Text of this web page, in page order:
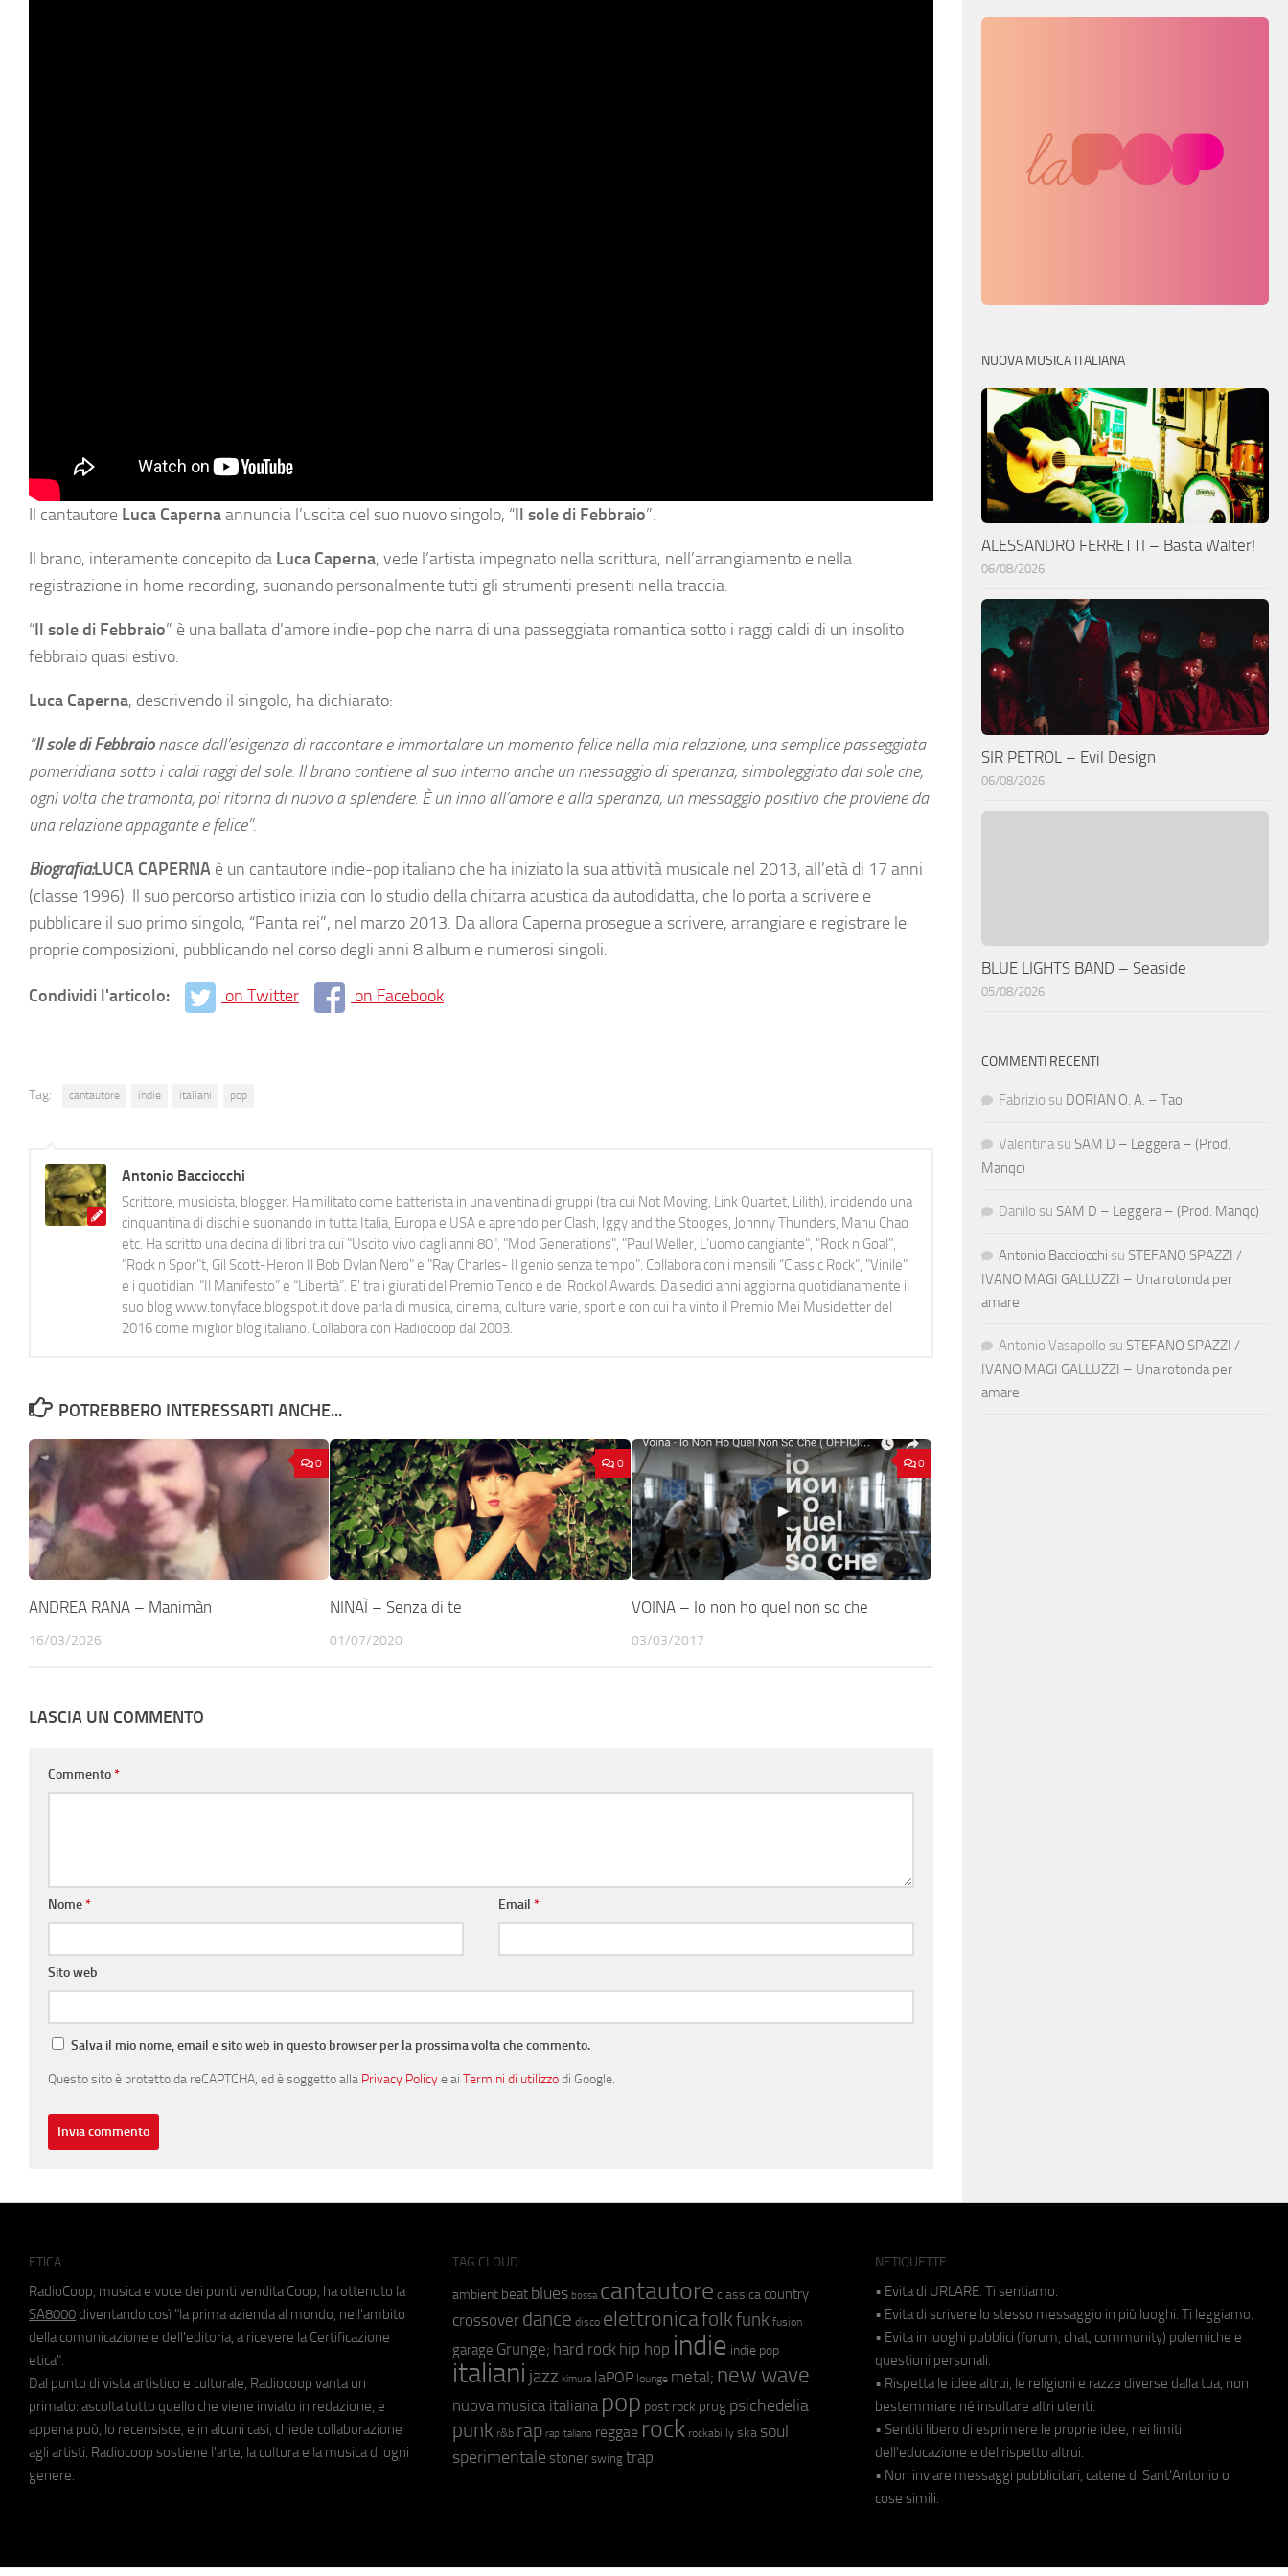
Il cantautore Luca Capernaannuncia l’uscita del suo nuovo singolo, “Il sole di Febbraio”.
Il brano, interamente concepito da Luca Caperna, vede l’artista impegnato nella scrittura, nell’arrangiamento e nella
registrazione in home recording, suonando personalmente tutti gli strumenti presenti nella traccia.
“Il sole di Febbraio” è una ballata d’amore indie-pop che narra di una passeggiata romantica sotto i raggi caldi di un insolito
febbraio quasi estivo.
Luca Caperna, descrivendo il singolo, ha dichiarato:
“Il sole di Febbraionasce dall’esigenza di raccontare e immortalare un momento felice nella mia relazione, una semplice passeggiata
pomeridiana sotto i caldi raggi del sole. Il brano contiene al suo interno anche un messaggio di speranza, simboleggiato dal sole che,
ogni volta che tramonta, poi ritorna di nuovo a splendere. È un inno all’amore e alla speranza, un messaggio positivo che proviene da
una relazione appagante e felice”.
Biografia:LUCA CAPERNA è un cantautore indie-pop italiano che ha iniziato la sua attività musicale nel 2013, all’età di 17 anni
(classe 1996). Il suo percorso artistico inizia con lo studio della chitarra acustica da autodidatta, che lo porta a scrivere e
pubblicare il suo primo singolo, “Panta rei”, nel marzo 2013. Da allora Caperna prosegue a scrivere, arrangiare e registrare le
proprie composizioni, pubblicando nel corso degli anni 8 album e numerosi singoli.
Condividi l'articolo: on Twitter on Facebook
Tag: cantautore indie italiani pop
Antonio Bacciocchi
Scrittore, musicista, blogger. Ha militato come batterista in una ventina di gruppi (tra cui Not Moving, Link Quartet, Lilith), incidendo una
cinquantina di dischi e suonando in tutta Italia, Europa e USA e aprendo per Clash, Iggy and the Stooges, Johnny Thunders, Manu Chao
etc. Ha scritto una decina di libri tra cui "Uscito vivo dagli anni 80", "Mod Generations", "Paul Weller, L’uomo cangiante", "Rock n Goal",
"Rock n Spor"t, Gil Scott-Heron Il Bob Dylan Nero" e "Ray Charles- Il genio senza tempo". Collabora con i mensili “Classic Rock”, "Vinile"
e i quotidiani “Il Manifesto” e “Libertà”. E' tra i giurati del Premio Tenco e del Rockol Awards. Da sedici anni aggiorna quotidianamente il
suo blog www.tonyface.blogspot.it dove parla di musica, cinema, culture varie, sport e con cui ha vinto il Premio Mei Musicletter del
2016 come miglior blog italiano. Collabora con Radiocoop dal 2003.
POTREBBERO INTERESSARTI ANCHE...
0
ANDREA RANA – Manimàn
16/03/2026
0
NINAÌ – Senza di te
01/07/2020
0
VOINA – Io non ho quel non so che
03/03/2017
LASCIA UN COMMENTO
Commento*
Nome* Email*
Sito web
Salva il mio nome, email e sito web in questo browser per la prossima volta che commento.
Questo sito è protetto da reCAPTCHA, ed è soggetto alla Privacy Policye ai Termini di utilizzodi Google.
NUOVA MUSICA ITALIANA
ALESSANDRO FERRETTI – Basta Walter!
06/08/2026
SIR PETROL – Evil Design
06/08/2026
BLUE LIGHTS BAND – Seaside
05/08/2026
COMMENTI RECENTI
Fabrizio su DORIAN O. A. – Tao
Valentina su SAM D – Leggera – (Prod.
Manqc)
Danilo su SAM D – Leggera – (Prod. Manqc)
Antonio Bacciocchi su STEFANO SPAZZI /
IVANO MAGI GALLUZZI – Una rotonda per
amare
Antonio Vasapollo su STEFANO SPAZZI /
IVANO MAGI GALLUZZI – Una rotonda per
amare
ETICA
RadioCoop, musica e voce dei punti vendita Coop, ha ottenuto la
SA8000 diventando così "la prima azienda al mondo, nell'ambito
della comunicazione e dell'editoria, a ricevere la Certificazione
etica".
Dal punto di vista artistico e culturale, Radiocoop vanta un
primato: ascolta tutto quello che viene inviato in redazione, e
appena può, lo recensisce, e in alcuni casi, chiede collaborazione
agli artisti. Radiocoop sostiene l'arte, la cultura e la musica di ogni
genere.
TAG CLOUD
ambient beat blues bossa cantautore classica country
crossover dance disco elettronicafolkfunk fusion
garage Grunge; hard rock hip hop indie indie pop
italiani jazz kimura laPOP lounge metal; new wave
nuova musica italiana pop post rock prog psichedelia
punk r&b rap rap italiano reggae rock rockabilly ska soul
sperimentale stoner swing trap
NETIQUETTE
• Evita di URLARE. Ti sentiamo.
• Evita di scrivere lo stesso messaggio in più luoghi. Ti leggiamo.
• Evita in luoghi pubblici (forum, chat, community) polemiche e
questioni personali.
• Rispetta le idee altrui, le religioni e razze diverse dalla tua, non
bestemmiare né insultare altri utenti.
• Sentiti libero di esprimere le proprie idee, nei limiti
dell'educazione e del rispetto altrui.
• Non inviare messaggi pubblicitari, catene di Sant'Antonio o
cose simili.